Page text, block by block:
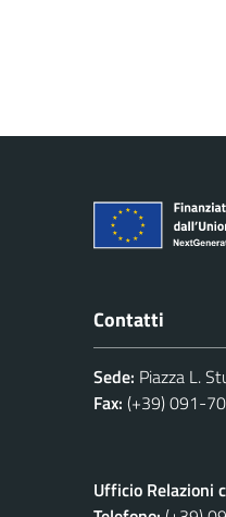
Contatti
Sede: Piazza L.
Fax: (+39) 091-
Ufficio Relazioni